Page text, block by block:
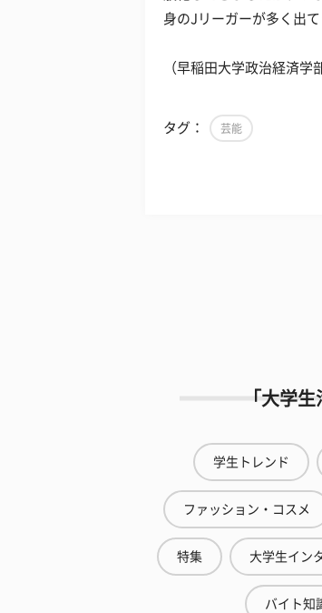
身のJリーガーが多く出
（早稲田大学政治経済学
タグ： 芸能
「大学
学生トレンド
ファッション・コスメ
特集 大学生イン
バイト知